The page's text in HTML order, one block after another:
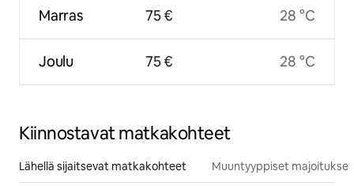
Marras
Joulu
75 €
75 €
28 °C
28 °C
Kiinnostavat matkakohteet
Lähellä sijaitsevat matkakohteet Muuntyyppiset majoitukset